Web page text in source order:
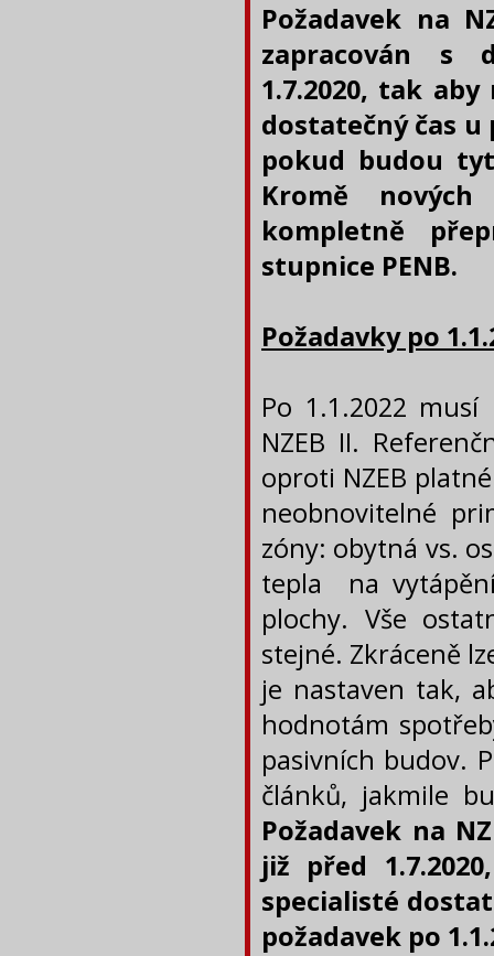
Požadavek na
zapracován s
1.7.2020, tak
dostatečný čas
pokud budou
Kromě
kompletně
stupnice PENB.
Požadavky po
Po 1.1.2022
NZEB II.
oproti NZEB
neobnovitelné
zóny: obytná vs.
tepla na
plochy. Vše
stejné. Zkráceně
je nastaven tak,
hodnotám
pasivních budov.
článků, jakmile
Požadavek na
již před
specialisté
požadavek po